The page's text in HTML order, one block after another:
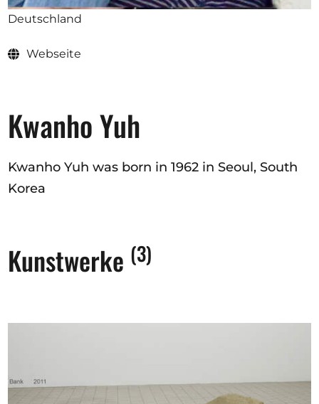
Deutschland
Webseite
Kwanho Yuh
Kwanho Yuh was born in 1962 in Seoul, South
Korea
Kunstwerke (3)